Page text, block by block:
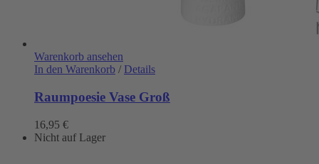
Warenkorb ansehen
In den Warenkorb / Details
Raumpoesie Vase Groß
16,95 €
Nicht auf Lager